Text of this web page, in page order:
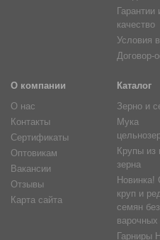
Гарантии
качество
Условия
Договор-
О компании
О нас
Контакты
Сертификаты
Оптовикам
Вакансии
Отзывы
Карта сайта
Каталог
Зерно и
Мука
Крупы из
зерна
Новинка!
круп и
семян без
варочных
Гарниры